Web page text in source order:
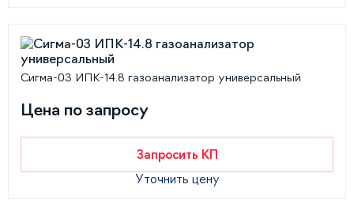
Сигма-03 ИПК-14.8 газоанализатор универсальный
Цена по запросу
Запросить КП
Уточнить цену